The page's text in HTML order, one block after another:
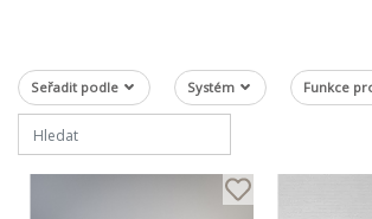
Seřadit podle Systém Funkce